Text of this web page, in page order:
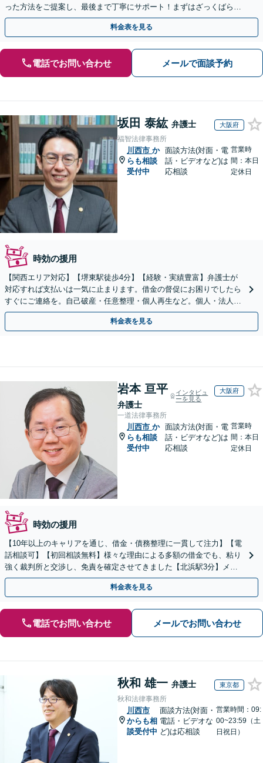
った方法をご提案し、最後まで丁寧にサポート！まずはざっくばらん
にお話ししましょう◉お気軽にご相談ください
料金表を見る
電話でお問い合わせ メールで面談予約
坂田 泰紘 弁護士 大阪府
福智法律事務所
川西市 か
らも相談
受付中
面談方法(対面・電
話・ビデオなど)は
応相談
営業時
間：本日
定休日
時効の援用
【関西エリア対応】【堺東駅徒歩4分】【経験・実績豊富】弁護士が
対応すれば支払いは一気に止まります。借金の督促にお困りでしたら
すぐにご連絡を。自己破産・任意整理・個人再生など。個人・法人対
応可能。【夜間・休日対応可能】
料金表を見る
岩本 亘平
弁護士
インタビュ
ーを見る
大阪府
一道法律事務所
川西市 か
らも相談
受付中
面談方法(対面・電
話・ビデオなど)は
応相談
営業時
間：本日
定休日
時効の援用
【10年以上のキャリアを通じ、借金・債務整理に一貫して注力】【電
話相談可】【初回相談無料】様々な理由による多額の借金でも、粘り
強く裁判所と交渉し、免責を確定させてきました【北浜駅3分】メリ
ットやデメリットを分かりやすく説明
料金表を見る
電話でお問い合わせ メールでお問い合わせ
秋和 雄一 弁護士 東京都
秋和法律事務所
川西市
からも相
談受付中
面談方法(対面・
電話・ビデオな
ど)は応相談
営業時間：09:
00~23:59（土
日祝日）